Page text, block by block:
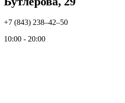
+7 (843) 238‒42‒50
10:00 - 20:00